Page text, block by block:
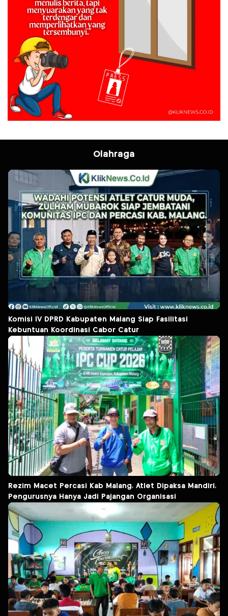
Olahraga
Komisi IV DPRD Kabupaten Malang Siap Fasilitasi
Kebuntuan Koordinasi Cabor Catur
Rezim Macet Percasi Kab Malang, Atlet Dipaksa Mandiri,
Pengurusnya Hanya Jadi Pajangan Organisasi